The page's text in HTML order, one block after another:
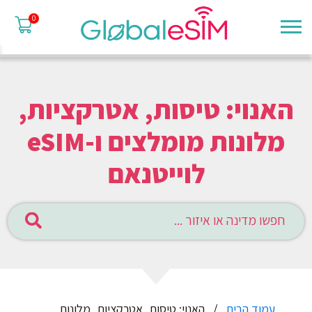
0
האנוי: טיסות, אטרקציות,
מלונות מומלצים ו-eSIM
לוייטנאם